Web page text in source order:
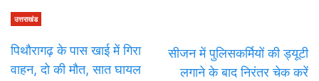
उत्तराखंड
पिथौरागढ़ के पास खाई में गिरा
वाहन, दो की मौत, सात घायल
सीजन में पुलिसकर्मियों की ड्यूटी
लगाने के बाद निरंतर चेक करें